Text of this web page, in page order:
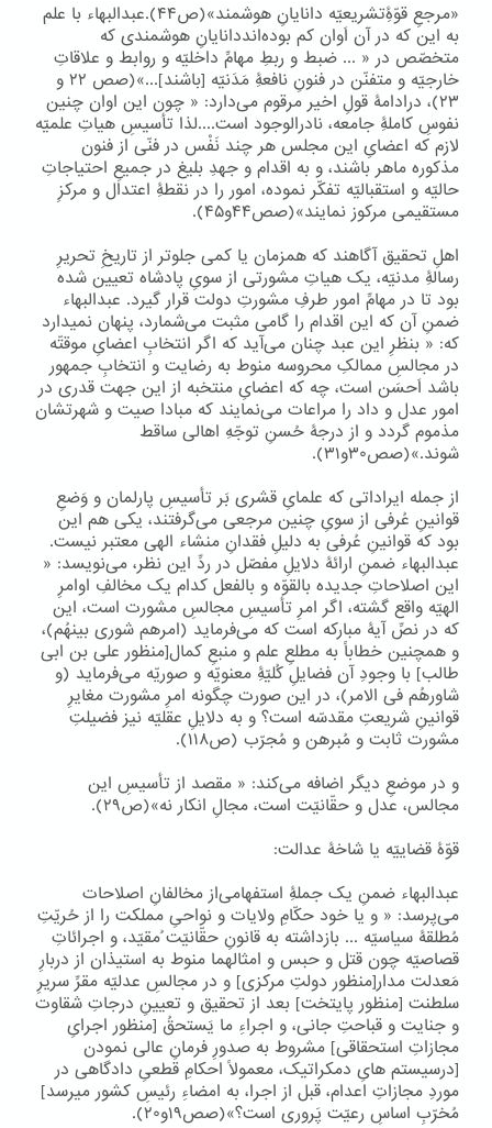
«مرجعِ قوّۀِتشریعیّه دانایانِ هوشمند»(ص۴۴).عبدالبهاء با علم
به این که در آن اَوان کم بوده‌انددانایانِ هوشمندی که
متخصّص در « ... ضبط و ربطِ مهامِّ داخلیّه و روابط و علاقاتِ
خارجیّه و متفنّن در فنونِ نافعۀِ مَدَنیّه [باشند]...»(صص ۲۲ و
۲۳)، درادامۀ قولِ اخیر مرقوم می‌دارد: « چون این اوان چنین
نفوسِ کاملۀِ جامعه، نادرالوجود است....لذا تأسیسِ هیاتِ علمیّه
لازم که اعضایِ این مجلس هر چند نَفْس در فنّی از فنون
مذکوره ماهر باشند، و به اقدام و جهدِ بلیغ در جمیعِ احتیاجاتِ
حالیّه و استقبالیّه تفکّر نموده، امور را در نقطۀِ اعتدال و مرکزِ
مستقیمی مرکوز نمایند»(صص۴۴و۴۵).
اهلِ تحقیق آگاهند که همزمان یا کمی جلوتر از تاریخِ تحریرِ
رسالۀِ مدنیّه، یک هیاتِ مشورتی از سویِ پادشاه تعیین شده
بود تا در مهامِّ امور طرفِ مشورتِ دولت قرار گیرد. عبدالبهاء
ضمنِ آن که این اقدام را گامی مثبت می‌شمارد، پنهان نمیدارد
که: « بنظرِ این عبد چنان می‌آید که اگر انتخابِ اعضایِ موقتّه
در مجالسِ ممالکِ محروسه منوط به رضایت و انتخابِ جمهور
باشد اَحسَن است، چه که اعضایِ منتخبه از این جهت قدری در
امور عدل و داد را مراعات می‌نمایند که مبادا صیت و شهرتشان
مذموم گردد و از درجۀ حُسنِ توجّهِ اهالی ساقط
شوند.»(صص۳۰و۳۱).
از جمله ایراداتی که علمایِ قشری بَر تأسیسِ پارلمان و وَضعِ
قوانینِ عُرفی از سویِ چنین مرجعی می‌گرفتند، یکی هم این
بود که قوانینِ عُرفی به دلیلِ فقدانِ منشاء الهی معتبر نیست.
عبدالبهاء ضمنِ ارائۀ دلایلِ مفصّل در ردِّ این نظر، می‌نویسد: «
این اصلاحاتِ جدیده بالقوّه و بالفعل کدام یک مخالفِ اوامرِ
الهیّه واقع گشته، اگر امرِ تأسیسِ مجالسِ مشورت است، این
که در نصِّ آیۀ مبارکه است که می‌فرماید (امرهم شوری بینهُم)،
و همچنین خطاباً به مطلعِ علم و منبعِ کمال[منظور علی بن ابی
طالب] با وجودِ آن فضایلِ کُلیّۀِ معنویّه و صوریّه می‌فرماید (و
شاورهُم فی الامر)، در این صورت چگونه امرِ مشورت مغایرِ
قوانینِ شریعتِ مقدسّه است؟ و به دلایلِ عقلیّه نیز فضیلتِ
مشورت ثابت و مُبرهن و مُجرّب (ص۱۱۸).
و در موضعِ دیگر اضافه می‌کند: « مقصد از تأسیسِ این
مجالس، عدل و حقّانیّت است، مجالِ انکار نه»(ص۲۹).
قوّۀ قضاییّه یا شاخۀ عدالت:
عبدالبهاء ضمنِ یک جملۀِ استفهامی‌از مخالفانِ اصلاحات
می‌پرسد: « و یا خود حکّامِ ولایات و نواحیِ مملکت را از حُریّتِ
مُطلقۀ سیاسیّه ... بازداشته به قانونِ حقّانیّت ُمقیّد، و اجرائاتِ
قصاصیّه چون قتل و حبس و امثالهما منوط به استیذان از دربارِ
مَعدلت مدار[منظور دولتِ مرکزی] و در مجالسِ عدلیّه مقرِّ سریرِ
سلطنت [منظور پایتخت] بعد از تحقیق و تعیینِ درجاتِ شقاوت
و جنایت و قباحتِ جانی، و اجراءِ ما یَستحقُ [منظور اجرایِ
مجازاتِ استحقاقی] مشروط به صدورِ فرمانِ عالی نمودن
[درسیستم هایِ دمکراتیک، معمولاً احکامِ قطعیِ دادگاهی در
موردِ مجازاتِ اعدام، قبل از اجرا، به امضاءِ رئیسِ کشور میرسد]
مُخرّبِ اساسِ رعیّت پَروری است؟»(صص۱۹و۲۰).